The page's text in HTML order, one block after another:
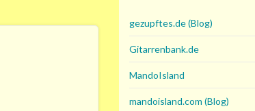
gezupftes.de (Blog)
Gitarrenbank.de
MandoIsland
mandoisland.com (Blog)